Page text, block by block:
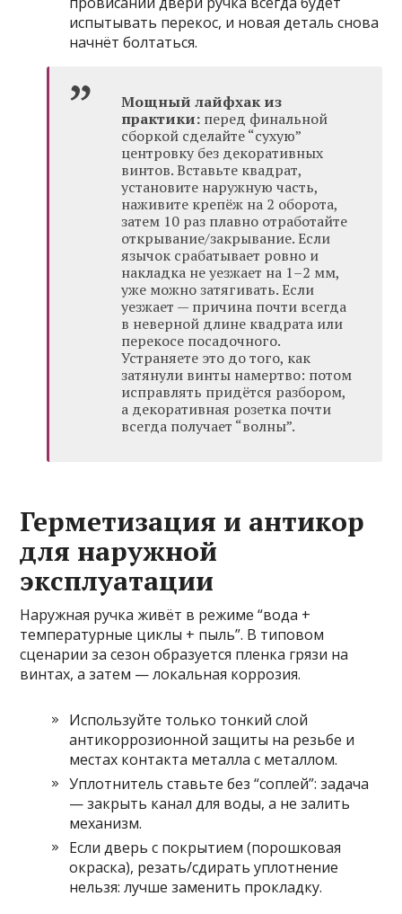
испытывать перекос, и новая деталь снова
начнёт болтаться.
Мощный лайфхак из
практики: перед финальной
сборкой сделайте “сухую”
центровку без декоративных
винтов. Вставьте квадрат,
установите наружную часть,
наживите крепёж на 2 оборота,
затем 10 раз плавно отработайте
открывание/закрывание. Если
язычок срабатывает ровно и
накладка не уезжает на 1–2 мм,
уже можно затягивать. Если
уезжает — причина почти всегда
в неверной длине квадрата или
перекосе посадочного.
Устраняете это до того, как
затянули винты намертво: потом
исправлять придётся разбором,
а декоративная розетка почти
всегда получает “волны”.
Герметизация и антикор
для наружной
эксплуатации
Наружная ручка живёт в режиме “вода +
температурные циклы + пыль”. В типовом
сценарии за сезон образуется пленка грязи на
винтах, а затем — локальная коррозия.
Используйте только тонкий слой
антикоррозионной защиты на резьбе и
местах контакта металла с металлом.
Уплотнитель ставьте без “соплей”: задача
— закрыть канал для воды, а не залить
механизм.
Если дверь с покрытием (порошковая
окраска), резать/сдирать уплотнение
нельзя: лучше заменить прокладку.